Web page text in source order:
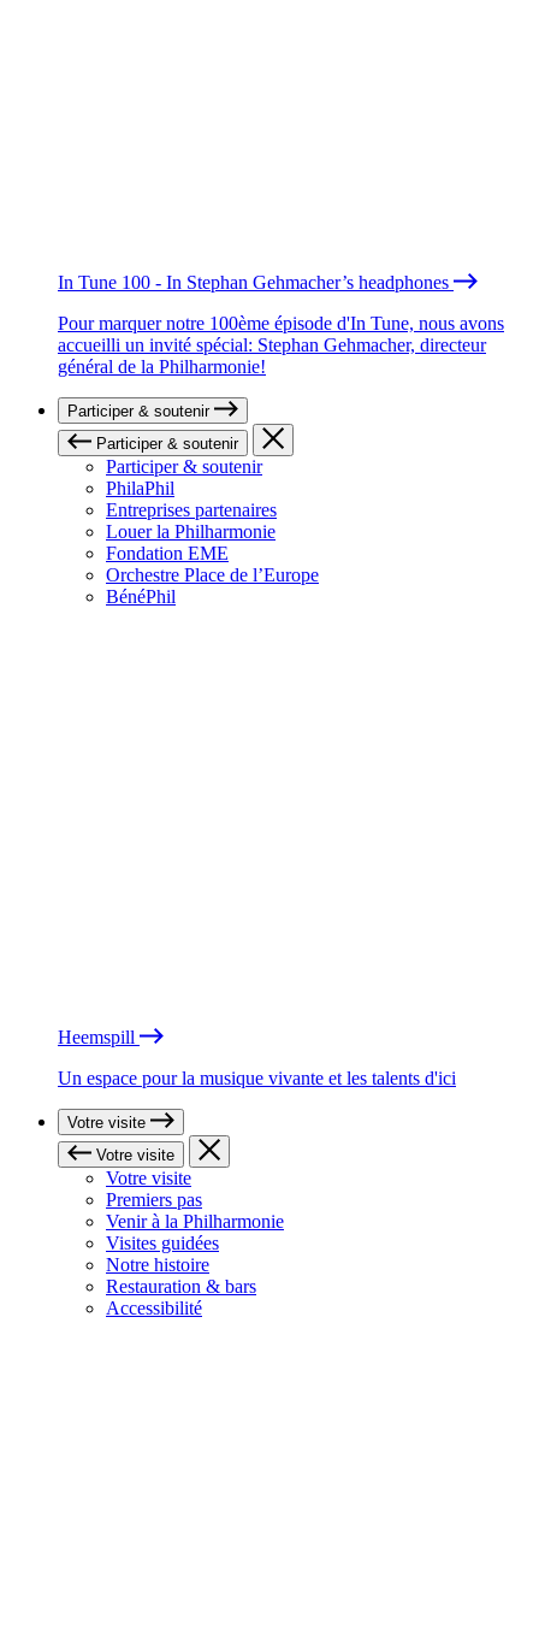
In Tune 100 - In Stephan Gehmacher’s headphones
Pour marquer notre 100ème épisode d'In Tune, nous avons
accueilli un invité spécial: Stephan Gehmacher, directeur
général de la Philharmonie!
Participer & soutenir
Participer & soutenir
Participer & soutenir
PhilaPhil
Entreprises partenaires
Louer la Philharmonie
Fondation EME
Orchestre Place de l’Europe
BénéPhil
Heemspill
Un espace pour la musique vivante et les talents d'ici
Votre visite
Votre visite
Votre visite
Premiers pas
Venir à la Philharmonie
Visites guidées
Notre histoire
Restauration & bars
Accessibilité